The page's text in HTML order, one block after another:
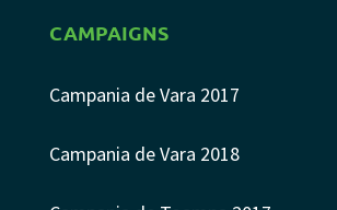
CAMPAIGNS
Campania de Vara 2017
Campania de Vara 2018